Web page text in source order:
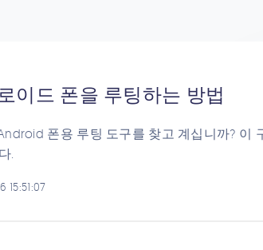
이드 폰을 루팅하는 방법
폰용 루팅 도구를 찾고 계십니까? 이
.
15:51:07